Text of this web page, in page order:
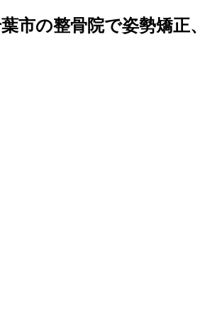
市の整骨院で姿勢矯正、